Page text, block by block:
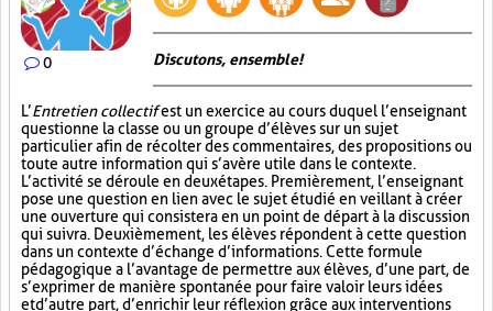
0 Discutons, ensemble!
L’Entretien collectifest un exercice au cours duquel l’enseignant
questionne la classe ou un groupe d’élèves sur un sujet
particulier afin de récolter des commentaires, des propositions ou
toute autre information qui s’avère utile dans le contexte.
L’activité se déroule en deux étapes. Premièrement, l’enseignant
pose une question en lien avec le sujet étudié en veillant à créer
une ouverture qui consistera en un point de départ à la discussion
qui suivra. Deuxièmement, les élèves répondent à cette question
dans un contexte d’échange d’informations. Cette formule
pédagogique a l’avantage de permettre aux élèves, d’une part, de
s’exprimer de manière spontanée pour faire valoir leurs idées
et d’autre part, d’enrichir leur réflexion grâce aux interventions